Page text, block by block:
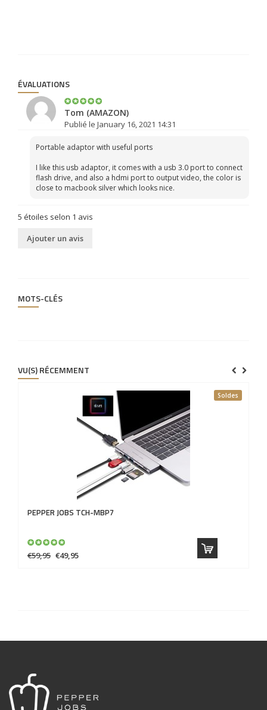
ÉVALUATIONS
Tom (AMAZON)
Publié le January 16, 2021 14:31
Portable adaptor with useful ports
I like this usb adaptor, it comes with a usb 3.0 port to connect
flash drive, and also a hdmi port to output video, the color is
close to macbook silver which looks nice.
5 étoiles selon 1 avis
Ajouter un avis
MOTS-CLÉS
VU(S) RÉCEMMENT
Soldes
PEPPER JOBS TCH-MBP7
€59,95 €49,95